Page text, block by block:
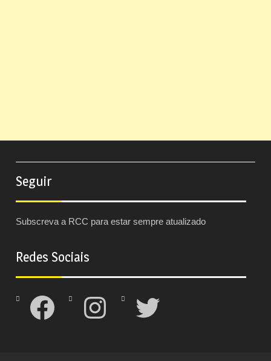
Seguir
Subscreva a RCC para estar sempre atualizado
Redes Sociais
Facebook Instagram Twitter